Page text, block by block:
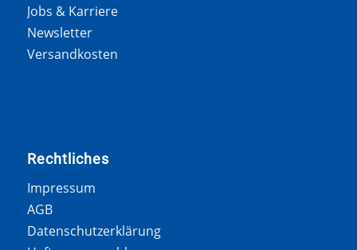
Jobs & Karriere
Newsletter
Versandkosten
Rechtliches
Impressum
AGB
Datenschutzerklärung